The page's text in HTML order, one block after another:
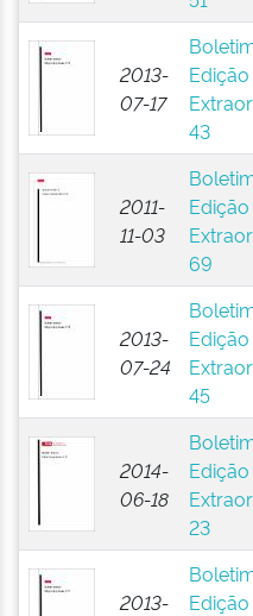
2013-
07-17
Edição
43
2011-
11-03
Edição
69
2013-
07-24
Edição
45
2014-
06-18
Edição
23
2013-
Edição